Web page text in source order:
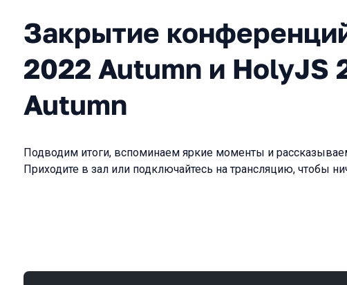
Закрытие
2022 Autumn и HolyJS
Autumn
Подводим итоги, вспоминаем яркие моменты и
Приходите в зал или подключайтесь на трансляцию, чтобы